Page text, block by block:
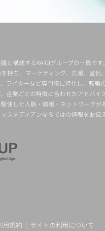
と構成するKAIGIグループの一員で
持ち、マーケティング、広報、宣
ライターなど専門職に特化し、転
企業ごとの特徴に合わせたアドバ
使した人脈・情報・ネットワーク
スメディアンならではの情報をお伝え
用規約 サイトの利用について